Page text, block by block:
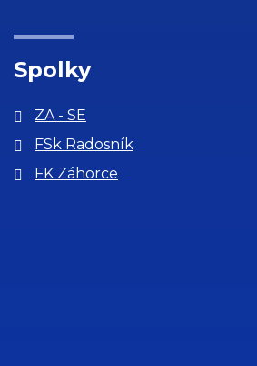
Spolky
ZA - SE
FSk Radosník
FK Záhorce